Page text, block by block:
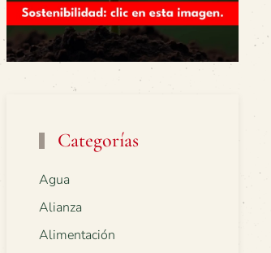
Categorías
Agua
Alianza
Alimentación